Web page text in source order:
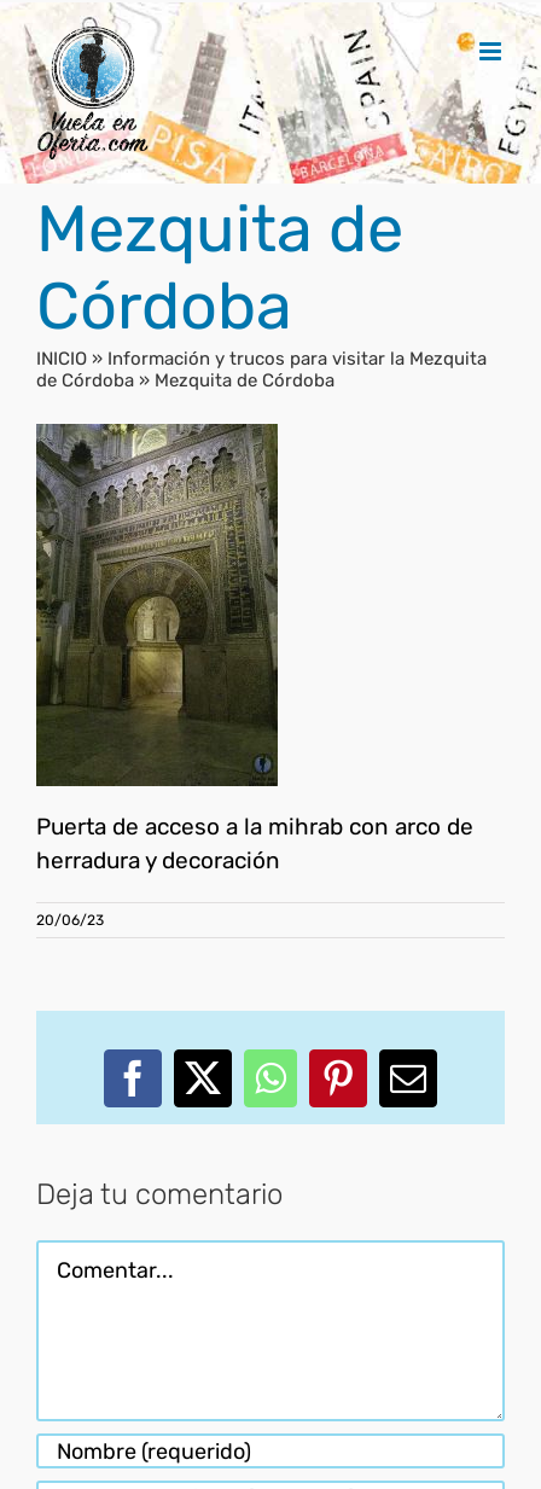
Saltar
contenido
Mezquita de
Córdoba
INICIO » Información y trucos para visitar la Mezquita
de Córdoba » Mezquita de Córdoba
Puerta de acceso a la mihrab con arco de
herradura y decoración
20/06/23
Facebook
X WhatsApp
PinterestCorreo
Deja tu comentario
Comentar